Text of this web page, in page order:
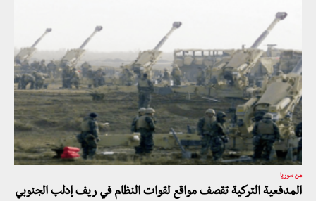
من سوريا
المدفعية التركية تقصف مواقع لقوات النظام في ريف إدلب الجنوبي